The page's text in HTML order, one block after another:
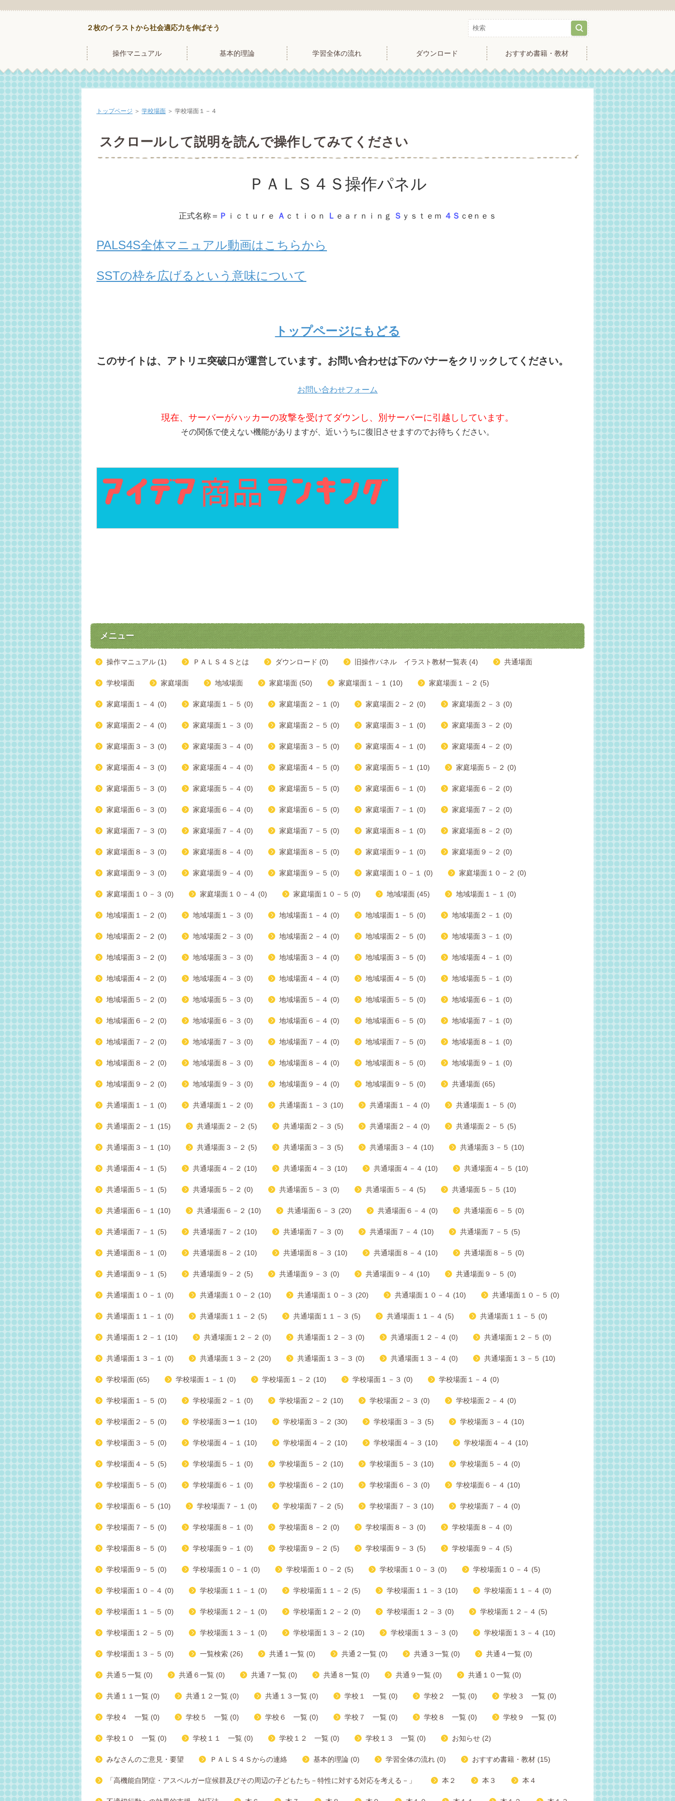
２枚のイラストから社会適応力を伸ばそう
操作マニュアル 基本的理論 学習全体の流れ ダウンロード おすすめ書籍・教材
トップページ ＞ 学校場面 ＞ 学校場面１－４
スクロールして説明を読んで操作してみてください
ＰＡＬＳ４Ｓ操作パネル
正式名称＝ Ｐ ｉｃｔｕｒｅ Ａ ｃｔｉｏｎ Ｌ ｅａｒｎｉｎｇ Ｓ ｙｓｔｅｍ ４Ｓ ｃeｎｅｓ
PALS4S全体マニュアル動画はこちらから
SSTの枠を広げるという意味について
トップページにもどる
このサイトは、アトリエ突破口が運営しています。お問い合わせは下のバナーをクリックしてください。
お問い合わせフォーム
現在、サーバーがハッカーの攻撃を受けてダウンし、別サーバーに引越ししています。
その関係で使えない機能がありますが、近いうちに復旧させますのでお待ちください。
メニュー
操作マニュアル (1) ＰＡＬＳ４Ｓとは ダウンロード (0) 旧操作パネル イラスト教材一覧表 (4) 共通場面
学校場面 家庭場面 地域場面 家庭場面 (50) 家庭場面１－１ (10) 家庭場面１－２ (5)
家庭場面１－４ (0) 家庭場面１－５ (0) 家庭場面２－１ (0) 家庭場面２－２ (0) 家庭場面２－３ (0)
家庭場面２－４ (0) 家庭場面１－３ (0) 家庭場面２－５ (0) 家庭場面３－１ (0) 家庭場面３－２ (0)
家庭場面３－３ (0) 家庭場面３－４ (0) 家庭場面３－５ (0) 家庭場面４－１ (0) 家庭場面４－２ (0)
家庭場面４－３ (0) 家庭場面４－４ (0) 家庭場面４－５ (0) 家庭場面５－１ (10) 家庭場面５－２ (0)
家庭場面５－３ (0) 家庭場面５－４ (0) 家庭場面５－５ (0) 家庭場面６－１ (0) 家庭場面６－２ (0)
家庭場面６－３ (0) 家庭場面６－４ (0) 家庭場面６－５ (0) 家庭場面７－１ (0) 家庭場面７－２ (0)
家庭場面７－３ (0) 家庭場面７－４ (0) 家庭場面７－５ (0) 家庭場面８－１ (0) 家庭場面８－２ (0)
家庭場面８－３ (0) 家庭場面８－４ (0) 家庭場面８－５ (0) 家庭場面９－１ (0) 家庭場面９－２ (0)
家庭場面９－３ (0) 家庭場面９－４ (0) 家庭場面９－５ (0) 家庭場面１０－１ (0) 家庭場面１０－２ (0)
家庭場面１０－３ (0) 家庭場面１０－４ (0) 家庭場面１０－５ (0) 地域場面 (45) 地域場面１－１ (0)
地域場面１－２ (0) 地域場面１－３ (0) 地域場面１－４ (0) 地域場面１－５ (0) 地域場面２－１ (0)
地域場面２－２ (0) 地域場面２－３ (0) 地域場面２－４ (0) 地域場面２－５ (0) 地域場面３－１ (0)
地域場面３－２ (0) 地域場面３－３ (0) 地域場面３－４ (0) 地域場面３－５ (0) 地域場面４－１ (0)
地域場面４－２ (0) 地域場面４－３ (0) 地域場面４－４ (0) 地域場面４－５ (0) 地域場面５－１ (0)
地域場面５－２ (0) 地域場面５－３ (0) 地域場面５－４ (0) 地域場面５－５ (0) 地域場面６－１ (0)
地域場面６－２ (0) 地域場面６－３ (0) 地域場面６－４ (0) 地域場面６－５ (0) 地域場面７－１ (0)
地域場面７－２ (0) 地域場面７－３ (0) 地域場面７－４ (0) 地域場面７－５ (0) 地域場面８－１ (0)
地域場面８－２ (0) 地域場面８－３ (0) 地域場面８－４ (0) 地域場面８－５ (0) 地域場面９－１ (0)
地域場面９－２ (0) 地域場面９－３ (0) 地域場面９－４ (0) 地域場面９－５ (0) 共通場面 (65)
共通場面１－１ (0) 共通場面１－２ (0) 共通場面１－３ (10) 共通場面１－４ (0) 共通場面１－５ (0)
共通場面２－１ (15) 共通場面２－２ (5) 共通場面２－３ (5) 共通場面２－４ (0) 共通場面２－５ (5)
共通場面３－１ (10) 共通場面３－２ (5) 共通場面３－３ (5) 共通場面３－４ (10) 共通場面３－５ (10)
共通場面４－１ (5) 共通場面４－２ (10) 共通場面４－３ (10) 共通場面４－４ (10) 共通場面４－５ (10)
共通場面５－１ (5) 共通場面５－２ (0) 共通場面５－３ (0) 共通場面５－４ (5) 共通場面５－５ (10)
共通場面６－１ (10) 共通場面６－２ (10) 共通場面６－３ (20) 共通場面６－４ (0) 共通場面６－５ (0)
共通場面７－１ (5) 共通場面７－２ (10) 共通場面７－３ (0) 共通場面７－４ (10) 共通場面７－５ (5)
共通場面８－１ (0) 共通場面８－２ (10) 共通場面８－３ (10) 共通場面８－４ (10) 共通場面８－５ (0)
共通場面９－１ (5) 共通場面９－２ (5) 共通場面９－３ (0) 共通場面９－４ (10) 共通場面９－５ (0)
共通場面１０－１ (0) 共通場面１０－２ (10) 共通場面１０－３ (20) 共通場面１０－４ (10) 共通場面１０－５ (0)
共通場面１１－１ (0) 共通場面１１－２ (5) 共通場面１１－３ (5) 共通場面１１－４ (5) 共通場面１１－５ (0)
共通場面１２－１ (10) 共通場面１２－２ (0) 共通場面１２－３ (0) 共通場面１２－４ (0) 共通場面１２－５ (0)
共通場面１３－１ (0) 共通場面１３－２ (20) 共通場面１３－３ (0) 共通場面１３－４ (0) 共通場面１３－５ (10)
学校場面 (65) 学校場面１－１ (0) 学校場面１－２ (10) 学校場面１－３ (0) 学校場面１－４ (0)
学校場面１－５ (0) 学校場面２－１ (0) 学校場面２－２ (10) 学校場面２－３ (0) 学校場面２－４ (0)
学校場面２－５ (0) 学校場面３ー１ (10) 学校場面３－２ (30) 学校場面３－３ (5) 学校場面３－４ (10)
学校場面３－５ (0) 学校場面４－１ (10) 学校場面４－２ (10) 学校場面４－３ (10) 学校場面４－４ (10)
学校場面４－５ (5) 学校場面５－１ (0) 学校場面５－２ (10) 学校場面５－３ (10) 学校場面５－４ (0)
学校場面５－５ (0) 学校場面６－１ (0) 学校場面６－２ (10) 学校場面６－３ (0) 学校場面６－４ (10)
学校場面６－５ (10) 学校場面７－１ (0) 学校場面７－２ (5) 学校場面７－３ (10) 学校場面７－４ (0)
学校場面７－５ (0) 学校場面８－１ (0) 学校場面８－２ (0) 学校場面８－３ (0) 学校場面８－４ (0)
学校場面８－５ (0) 学校場面９－１ (0) 学校場面９－２ (5) 学校場面９－３ (5) 学校場面９－４ (5)
学校場面９－５ (0) 学校場面１０－１ (0) 学校場面１０－２ (5) 学校場面１０－３ (0) 学校場面１０－４ (5)
学校場面１０－４ (0) 学校場面１１－１ (0) 学校場面１１－２ (5) 学校場面１１－３ (10) 学校場面１１－４ (0)
学校場面１１－５ (0) 学校場面１２－１ (0) 学校場面１２－２ (0) 学校場面１２－３ (0) 学校場面１２－４ (5)
学校場面１２－５ (0) 学校場面１３－１ (0) 学校場面１３－２ (10) 学校場面１３－３ (0) 学校場面１３－４ (10)
学校場面１３－５ (0) 一覧検索 (26) 共通１一覧 (0) 共通２一覧 (0) 共通３一覧 (0) 共通４一覧 (0)
共通５一覧 (0) 共通６一覧 (0) 共通７一覧 (0) 共通８一覧 (0) 共通９一覧 (0) 共通１０一覧 (0)
共通１１一覧 (0) 共通１２一覧 (0) 共通１３一覧 (0) 学校１ 一覧 (0) 学校２ 一覧 (0) 学校３ 一覧 (0)
学校４ 一覧 (0) 学校５ 一覧 (0) 学校６ 一覧 (0) 学校７ 一覧 (0) 学校８ 一覧 (0) 学校９ 一覧 (0)
学校１０ 一覧 (0) 学校１１ 一覧 (0) 学校１２ 一覧 (0) 学校１３ 一覧 (0) お知らせ (2)
みなさんのご意見・要望 ＰＡＬＳ４Ｓからの連絡 基本的理論 (0) 学習全体の流れ (0) おすすめ書籍・教材 (15)
「高機能自閉症・アスペルガー症候群及びその周辺の子どもたち－特性に対する対応を考える－」 本２ 本３ 本４